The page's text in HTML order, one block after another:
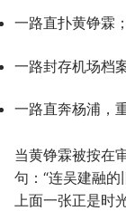
一路直扑黄铮霖；
一路封存机场档
一路直奔杨浦，
当黄铮霖被按在
句：“连吴建融
上面一张正是时